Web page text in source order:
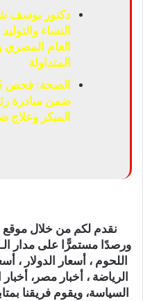
دكتور يوسف
النساء
العام المصري
المتداولة
ضمن مبادرة
المبكر
نقدم لكم من خلال
اللحوم ، أسعار الدولار ،
الرياضة ، أخبار مصر،
السياسة، ويقوم فريقنا